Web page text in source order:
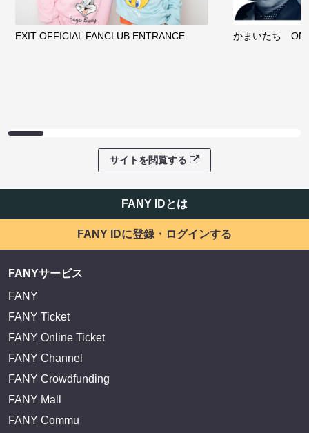
EXIT OFFICIAL FANCLUB ENTRANCE かまいたち
サイトを閲覧する
FANY IDとは
FANY IDに登録・ログインする
FANYサービス
FANY
FANY Ticket
FANY Online Ticket
FANY Channel
FANY Crowdfunding
FANY Mall
FANY Commu